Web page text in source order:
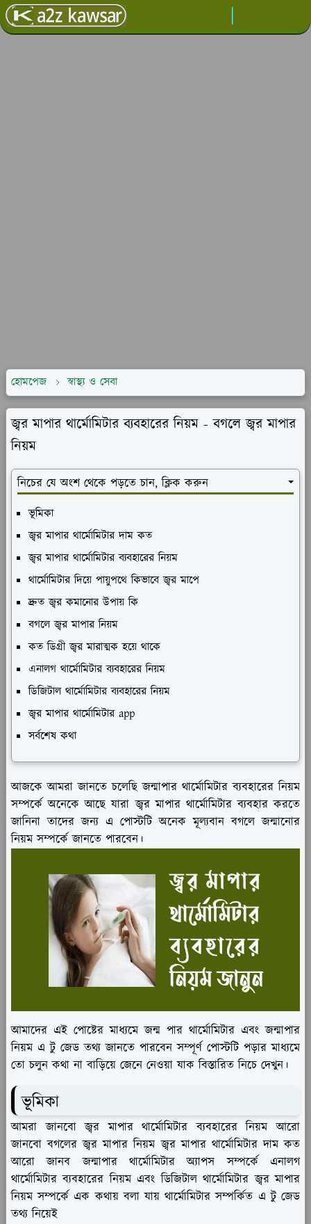
হোমপেজ স্বাস্থ্য ও সেবা
জ্বর মাপার থার্মোমিটার ব্যবহারের নিয়ম - বগলে জ্বর মাপার
নিয়ম
নিচের যে অংশ থেকে পড়তে চান, ক্লিক করুন
ভূমিকা
জ্বর মাপার থার্মোমিটার দাম কত
জ্বর মাপার থার্মোমিটার ব্যবহারের নিয়ম
থার্মোমিটার দিয়ে পায়ুপথে কিভাবে জ্বর মাপে
দ্রুত জ্বর কমানোর উপায় কি
বগলে জ্বর মাপার নিয়ম
কত ডিগ্রী জ্বর মারাত্মক হয়ে থাকে
এনালগ থার্মোমিটার ব্যবহারের নিয়ম
ডিজিটাল থার্মোমিটার ব্যবহারের নিয়ম
জ্বর মাপার থার্মোমিটার app
সর্বশেষ কথা
আজকে আমরা জানতে চলেছি জন্মাপার থার্মোমিটার ব্যবহারের নিয়ম
সম্পর্কে অনেকে আছে যারা জ্বর মাপার থার্মোমিটার ব্যবহার করতে
জানিনা তাদের জন্য এ পোস্টটি অনেক মূল্যবান বগলে জন্মানোর
নিয়ম সম্পর্কে জানতে পারবেন।
আমাদের এই পোষ্টের মাধ্যমে জন্ম পার থার্মোমিটার এবং জন্মাপার
নিয়ম এ টু জেড তথ্য জানতে পারবেন সম্পূর্ণ পোস্টটি পড়ার মাধ্যমে
তো চলুন কথা না বাড়িয়ে জেনে নেওয়া যাক বিস্তারিত নিচে দেখুন।
ভূমিকা
আমরা জানবো জ্বর মাপার থার্মোমিটার ব্যবহারের নিয়ম আরো
জানবো বগলের জ্বর মাপার নিয়ম জ্বর মাপার থার্মোমিটার দাম কত
আরো জানব জন্মাপার থার্মোমিটার অ্যাপস সম্পর্কে এনালগ
থার্মোমিটার ব্যবহারের নিয়ম এবং ডিজিটাল থার্মোমিটার জ্বর মাপার
নিয়ম সম্পর্কে এক কথায় বলা যায় থার্মোমিটার সম্পর্কিত এ টু জেড
তথ্য নিয়েই